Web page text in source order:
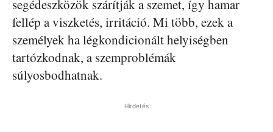
segédeszközök szárítják a szemet, így hamar
fellép a viszketés, irritáció. Mi több, ezek a
személyek ha légkondicionált helyiségben
tartózkodnak, a szemproblémák
súlyosbodhatnak.
Hirdetés